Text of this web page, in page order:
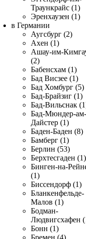
Траункрайс (1)
Эренхаузен (1)
в Германии
Аугсбург (2)
Ахен (1)
Ашау-им-
(2)
Бабенсхам (1)
Бад Висзее (1)
Бад Хомбург (5)
Бад-Брайзиг (1)
Бад-Вильснак
Бад-Мюндер-ам-
Дайстер (1)
Баден-Баден (8)
Бамберг (1)
Берлин (53)
Берхтесгаден (1)
Бинген-на-
(1)
Биссендорф (1)
Бланкенфельде-
Малов (1)
Бодман-
Людвигсхафен
Бонн (1)
Бремен (4)